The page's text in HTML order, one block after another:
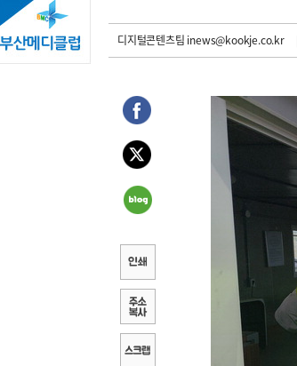
디지털콘텐츠팀 inews@kookje.co.kr